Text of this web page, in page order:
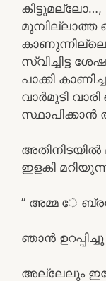
മുമ്പില്ലാത്ത
സ്വിച്ചിട്ട
പാക്കി
വാർമുടി
സ്ഥാപിക്കാൻ
അതിനിടയിൽ
ഇളകി
” അമ്മ േ
ഞാൻ ഉറപ്പിച്ചു
അല്ലേലും